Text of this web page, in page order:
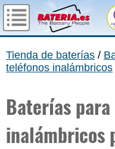
Tienda de baterías /
teléfonos inalámbricos
Baterías
inalámbricos